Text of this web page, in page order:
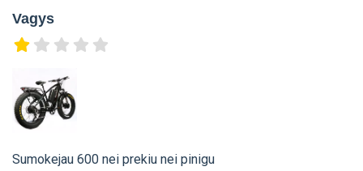
Vagys
Sumokejau 600 nei prekiu nei pinigu